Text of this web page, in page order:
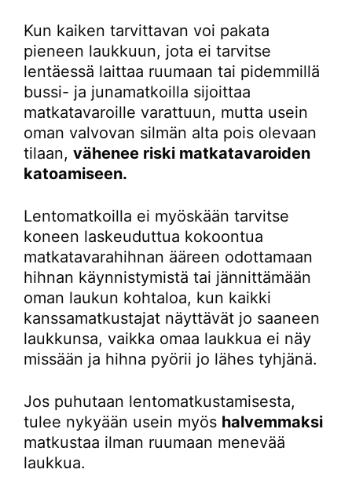
Kun kaiken tarvittavan voi pakata
pieneen laukkuun, jota ei tarvitse
lentäessä laittaa ruumaan tai pidemmillä
bussi- ja junamatkoilla sijoittaa
matkatavaroille varattuun, mutta usein
oman valvovan silmän alta pois olevaan
tilaan, vähenee riski matkatavaroiden
katoamiseen.
Lentomatkoilla ei myöskään tarvitse
koneen laskeuduttua kokoontua
matkatavarahihnan ääreen odottamaan
hihnan käynnistymistä tai jännittämään
oman laukun kohtaloa, kun kaikki
kanssamatkustajat näyttävät jo saaneen
laukkunsa, vaikka omaa laukkua ei näy
missään ja hihna pyörii jo lähes tyhjänä.
Jos puhutaan lentomatkustamisesta,
tulee nykyään usein myös halvemmaksi
matkustaa ilman ruumaan menevää
laukkua.